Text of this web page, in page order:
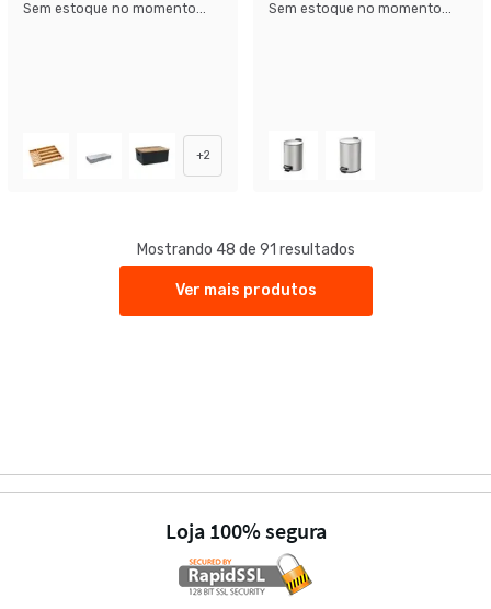
Sem estoque no momento...
+2
Sem estoque no momento...
Mostrando 48 de 91 resultados
Ver mais produtos